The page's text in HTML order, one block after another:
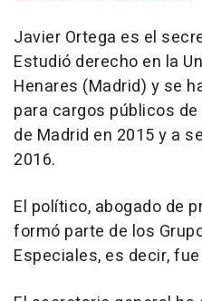
Javier Ortega es el
Estudió derecho en la
Henares (Madrid) y se
para cargos públicos
de Madrid en 2015 y a
2016.
El político, abogado de
formó parte de los
Especiales, es decir,